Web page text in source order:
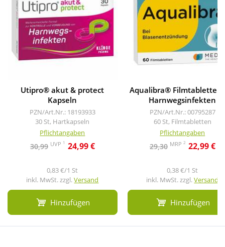
Utipro® akut & protect
Kapseln
PZN/Art.Nr.: 18193933
30 St, Hartkapseln
Pflichtangaben
30,99 UVP 1 24,99 €
0,83 €/1 St
inkl. MwSt. zzgl.Versand
Hinzufügen
Aqualibra® Filmtabletten
Harnwegsinfekten
PZN/Art.Nr.: 00795287
60 St, Filmtabletten
Pflichtangaben
29,30 MRP 2 22,99 €
0,38 €/1 St
inkl. MwSt. zzgl.Versand
Hinzufügen